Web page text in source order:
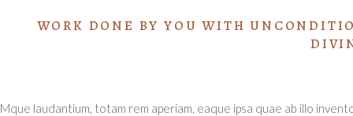
WORK DONE BY YOU WITH
Mque laudantium, totam rem aperiam, eaque ipsa quae ab illo